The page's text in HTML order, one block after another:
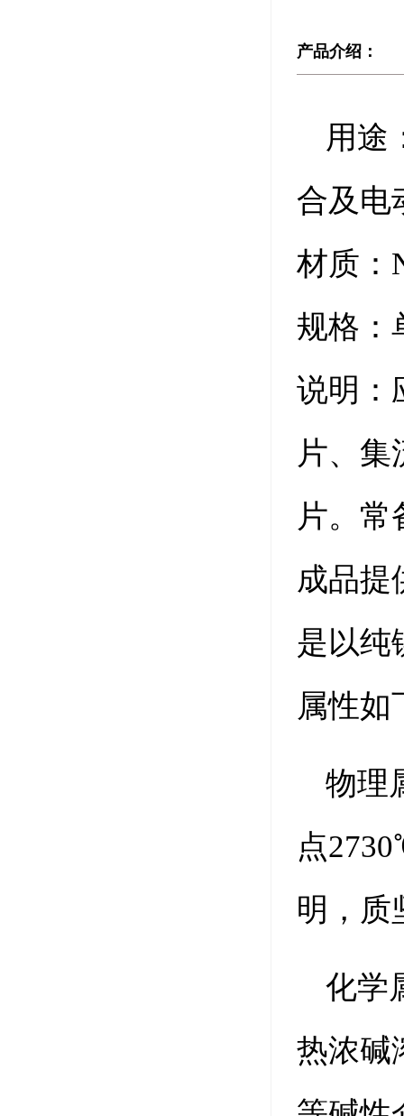
产品介绍：
用途
合及电
材质：
规格：
说明：
片、集
片。常
成品提
是以纯
属性如
物理
点
明，质
化学
热浓碱